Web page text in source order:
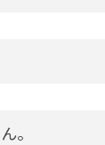
。